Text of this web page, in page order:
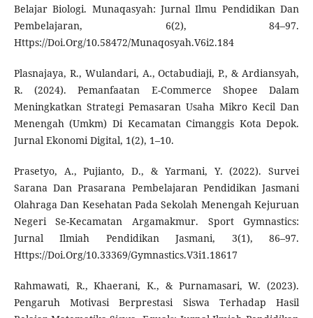
Belajar Biologi. Munaqasyah: Jurnal Ilmu Pendidikan Dan
Pembelajaran, 6(2), 84–97.
Https://Doi.Org/10.58472/Munaqosyah.V6i2.184
Plasnajaya, R., Wulandari, A., Octabudiaji, P., & Ardiansyah,
R. (2024). Pemanfaatan E-Commerce Shopee Dalam
Meningkatkan Strategi Pemasaran Usaha Mikro Kecil Dan
Menengah (Umkm) Di Kecamatan Cimanggis Kota Depok.
Jurnal Ekonomi Digital, 1(2), 1–10.
Prasetyo, A., Pujianto, D., & Yarmani, Y. (2022). Survei
Sarana Dan Prasarana Pembelajaran Pendidikan Jasmani
Olahraga Dan Kesehatan Pada Sekolah Menengah Kejuruan
Negeri Se-Kecamatan Argamakmur. Sport Gymnastics:
Jurnal Ilmiah Pendidikan Jasmani, 3(1), 86–97.
Https://Doi.Org/10.33369/Gymnastics.V3i1.18617
Rahmawati, R., Khaerani, K., & Purnamasari, W. (2023).
Pengaruh Motivasi Berprestasi Siswa Terhadap Hasil